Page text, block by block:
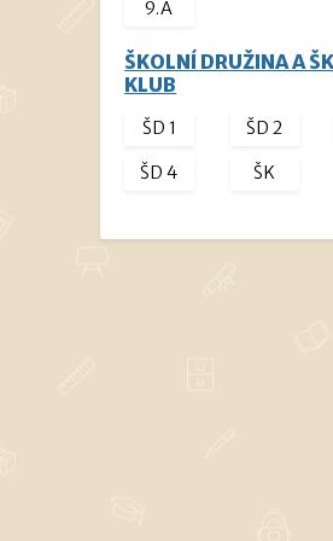
9.A
ŠKOLNÍ DRUŽINA A
KLUB
ŠD 1 ŠD 2
ŠD 4 ŠK